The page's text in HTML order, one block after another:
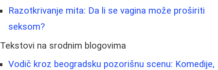
Razotkrivanje mita: Da li se vagina može proširiti
seksom?
Tekstovi na srodnim blogovima
Vodič kroz beogradsku pozorišnu scenu: Komedije,